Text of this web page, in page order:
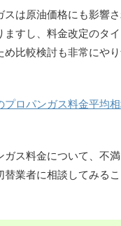
は原油価格にも影響
ますし、料金改定のタ
め比較検討も非常にや
プロパンガス料金平均
ガス料金について、不
業者に相談してみる